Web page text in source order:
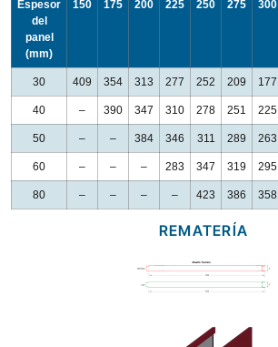
Espesor
del
panel
(mm)
150 175 200 225 250 275 300
30 409 354 313 277 252 209 177
40 – 390 347 310 278 251 225
50 – – 384 346 311 289 263
60 – – – 283 347 319 295
80 – – – – 423 386 358
REMATERÍA